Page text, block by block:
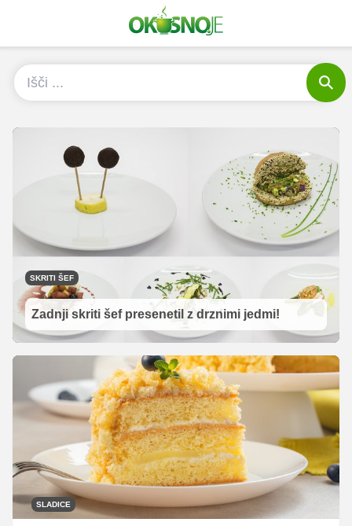
SKRITI ŠEF
Zadnji skriti šef presenetil z drznimi jedmi!
SLADICE